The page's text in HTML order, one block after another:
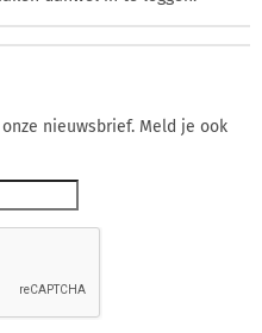
nieuwsbrief. Meld je ook